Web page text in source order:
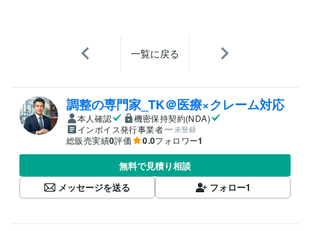
一覧に戻る
調整の専門家_TK＠医療×クレーム対応
本人確認
機密保持契約(NDA)
インボイス発行事業者
未登録
総販売実績0評価 0.0フォロワー1
無料で見積り相談
メッセージを送る
フォロー1